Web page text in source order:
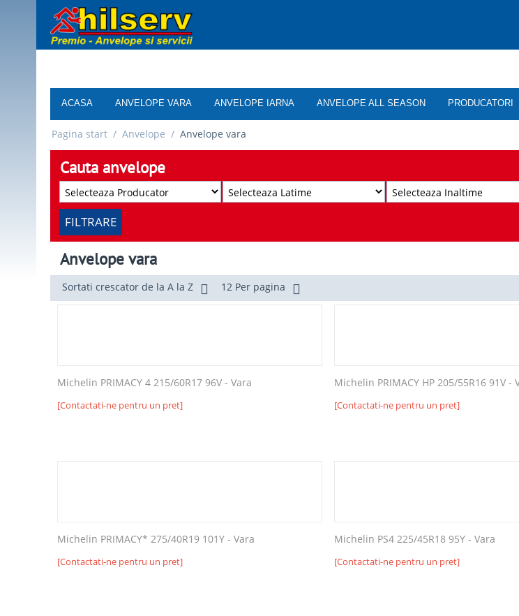
ACASA ANVELOPE VARA ANVELOPE IARNA ANVELOPE ALL SEASON PRODUCATORI
Pagina start / Anvelope / Anvelope vara
Cauta anvelope
FILTRARE
Anvelope vara
Sortati crescator de la A la Z 12 Per pagina
Michelin PRIMACY 4 215/60R17 96V - Vara
[Contactati-ne pentru un pret]
Michelin PRIMACY HP 205/55R16 91V -
[Contactati-ne pentru un pret]
Michelin PRIMACY* 275/40R19 101Y - Vara
[Contactati-ne pentru un pret]
Michelin PS4 225/45R18 95Y - Vara
[Contactati-ne pentru un pret]